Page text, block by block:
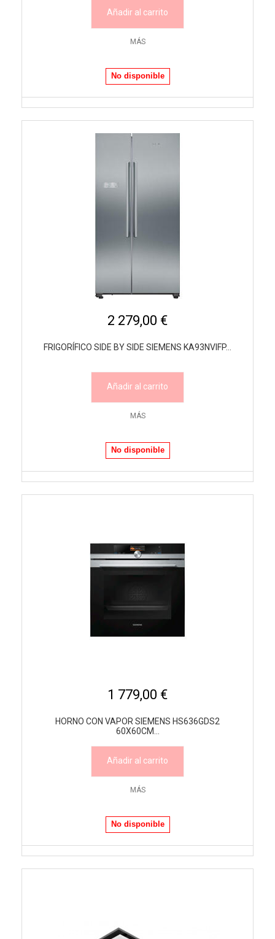
Añadir al carrito
MÁS
No disponible
2 279,00 €
FRIGORÍFICO SIDE BY SIDE SIEMENS KA93NVIFP...
Añadir al carrito
MÁS
No disponible
1 779,00 €
HORNO CON VAPOR SIEMENS HS636GDS2
60X60CM...
Añadir al carrito
MÁS
No disponible